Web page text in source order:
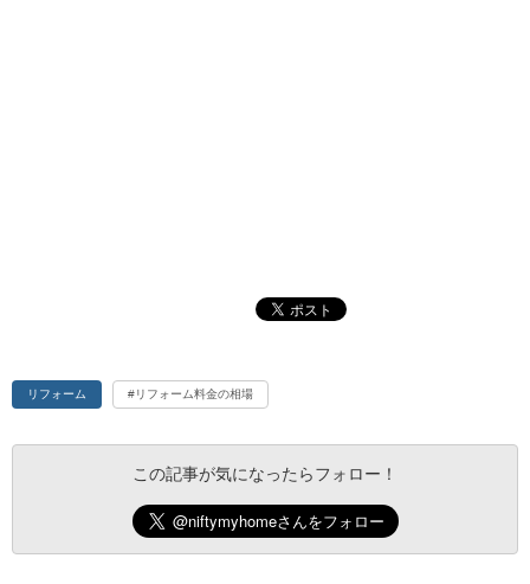
リフォーム #リフォーム料金の相場
この記事が気になったらフォロー！